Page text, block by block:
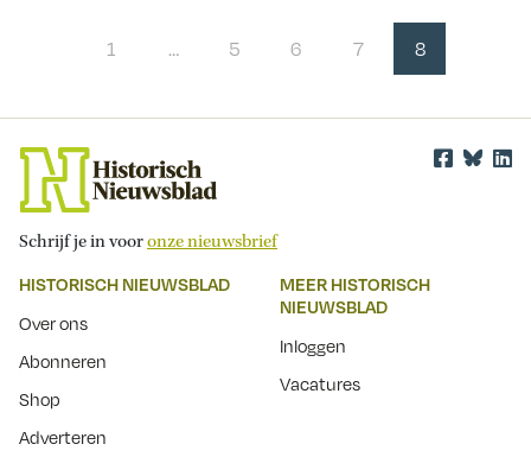
1 … 5 6 7 8
Schrijf je in vooronze nieuwsbrief
HISTORISCH NIEUWSBLAD
Over ons
Abonneren
Shop
Adverteren
MEER HISTORISCH
NIEUWSBLAD
Inloggen
Vacatures